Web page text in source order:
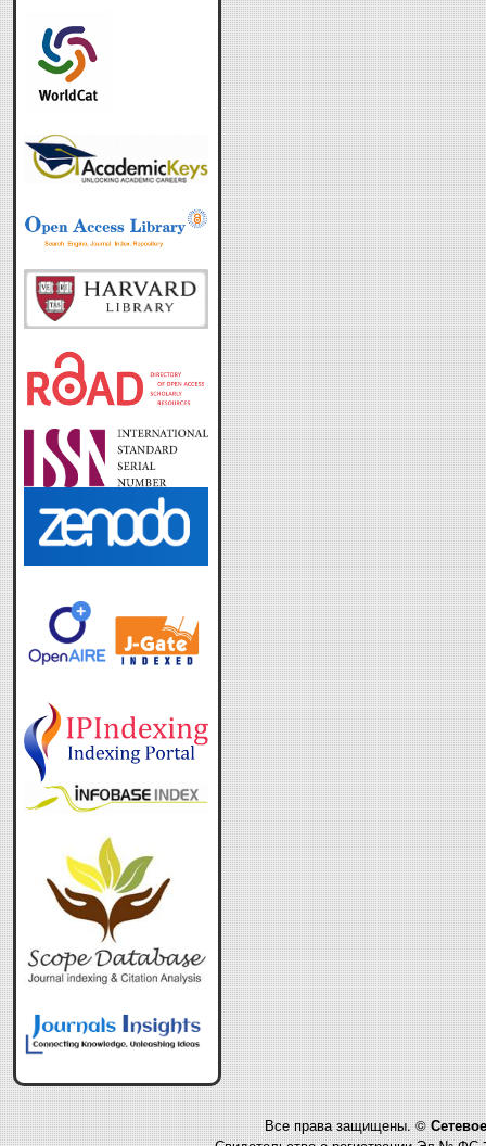
Все права защищены. ©